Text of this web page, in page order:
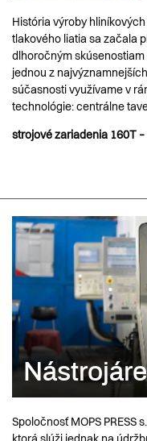
História výroby
tlakového liatia sa začala
dlhoročným skúsenostiam
jednou z
súčasnosti využívame v
technológie: centrálne
strojové zariadenia 160T –
Spoločnosť MOPS PRESS